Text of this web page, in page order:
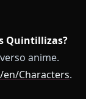
Quintillizas?
anime.
Characters.